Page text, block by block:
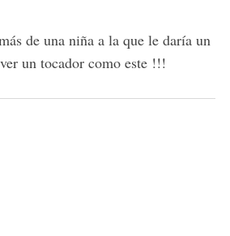
de una niña a la que le daría un
un tocador como este !!!